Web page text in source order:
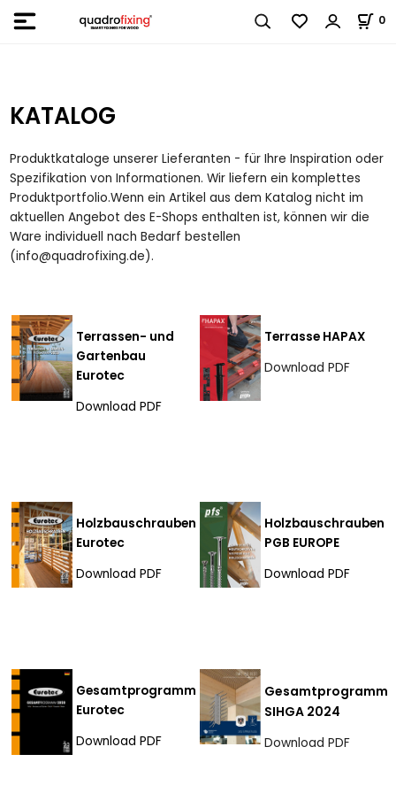
0
KATALOG
Produktkataloge unserer Lieferanten - für Ihre Inspiration oder
Spezifikation von Informationen. Wir liefern ein komplettes
Produktportfolio.Wenn ein Artikel aus dem Katalog nicht im
aktuellen Angebot des E-Shops enthalten ist, können wir die
Ware individuell nach Bedarf bestellen
(info@quadrofixing.de).
Terrassen- und
Gartenbau
Eurotec
Download PDF
Terrasse HAPAX
Download PDF
Holzbauschrauben
Eurotec
Download PDF
Holzbauschrauben
PGB EUROPE
Download PDF
Gesamtprogramm
Eurotec
Download PDF
Gesamtprogramm
SIHGA 2024
Download PDF